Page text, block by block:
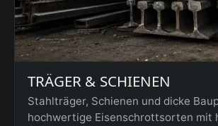
TRÄGER & SCHIENEN
Stahlträger, Schienen und dicke
hochwertige Eisenschrottsorten mit